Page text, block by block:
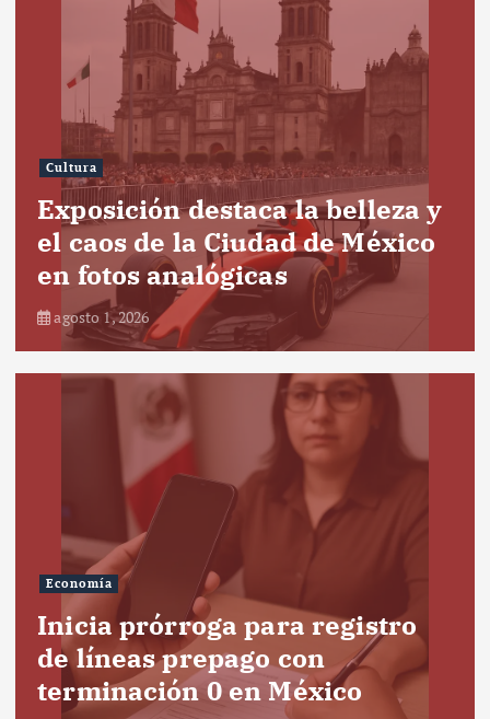
Cultura
Exposición destaca la belleza y
el caos de la Ciudad de México
en fotos analógicas
agosto 1, 2026
Economía
Inicia prórroga para registro
de líneas prepago con
terminación 0 en México